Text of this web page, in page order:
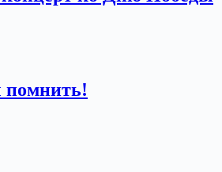
помнить!